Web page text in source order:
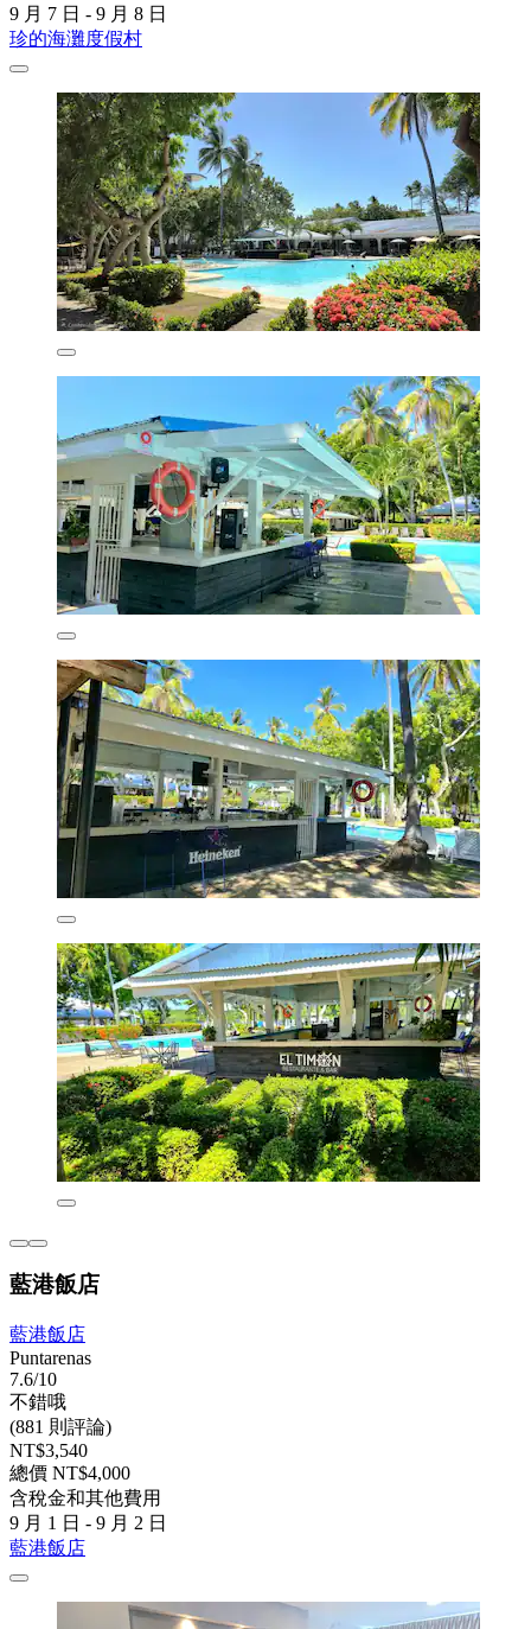
9 月 7 日 - 9 月 8 日
珍的海灘度假村
藍港飯店
藍港飯店
Puntarenas
7.6/10
不錯哦
(881 則評論)
NT$3,540
總價 NT$4,000
含稅金和其他費用
9 月 1 日 - 9 月 2 日
藍港飯店